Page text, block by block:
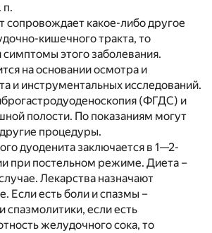
п.
сопровождает какое-либо другое
кишечного тракта, то
этого заболевания.
на основании осмотра и
и инструментальных исследований.
(ФГДС) и
полости. По показаниям могут
процедуры.
дуоденита заключается в 1—2-
при постельном режиме. Диета –
Лекарства назначают
Если есть боли и спазмы –
если есть
желудочного сока, то